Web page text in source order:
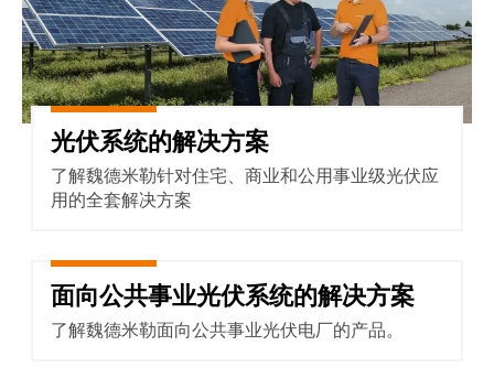
光伏系统的解决方案
了解魏德米勒针对住宅、商业和公用事业级光伏应
用的全套解决方案
面向公共事业光伏系统的解决
面向公共事业光伏系统的解决方案
了解魏德米勒面向公共事业光伏电厂的产品。